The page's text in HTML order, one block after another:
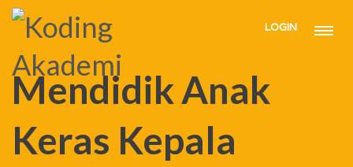
LOGIN
HOME ARTICLE MENDIDIK ANAK KERAS KEPALA POSITIF
Mendidik Anak
Keras Kepala